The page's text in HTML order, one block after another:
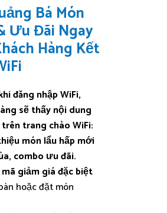
Bá Món
Ưu Đãi Ngay
Hàng Kết
đăng nhập WiFi,
sẽ thấy nội dung
trang chào WiFi:
món lẩu hấp mới
combo ưu đãi.
giảm giá đặc biệt
hoặc đặt món